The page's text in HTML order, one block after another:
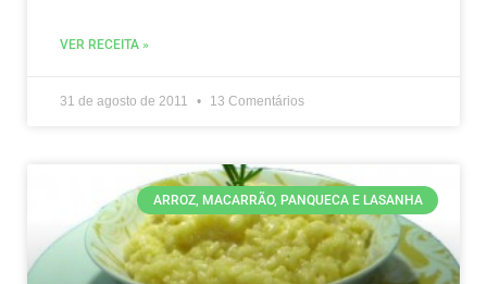
VER RECEITA »
31 de agosto de 2011 13 Comentários
ARROZ, MACARRÃO, PANQUECA E LASANHA